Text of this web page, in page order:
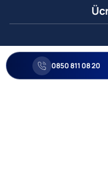
0850 811
0850 811 08 20